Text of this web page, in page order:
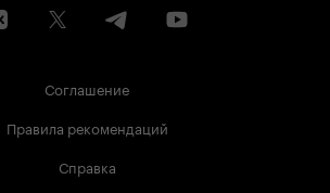
Соглашение
Правила рекомендаций
Справка